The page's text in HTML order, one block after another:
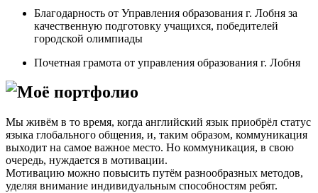
Благодарность от Управления образования г. Лобня за
качественную подготовку учащихся, победителей
городской олимпиады
Почетная грамота от управления образования г. Лобня
Моё портфолио
Мы живём в то время, когда английский язык приобрёл статус
языка глобального общения, и, таким образом, коммуникация
выходит на самое важное место. Но коммуникация, в свою
очередь, нуждается в мотивации.
Мотивацию можно повысить путём разнообразных методов,
уделяя внимание индивидуальным способностям ребят.